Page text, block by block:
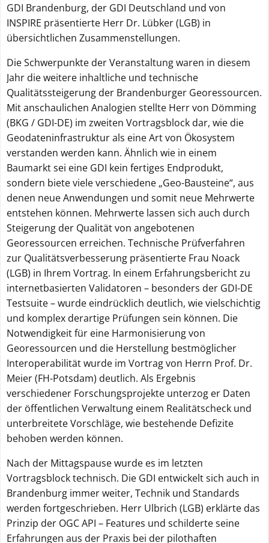
GDI Brandenburg, der GDI Deutschland und von
INSPIRE präsentierte Herr Dr. Lübker (LGB) in
übersichtlichen Zusammenstellungen.
Die Schwerpunkte der Veranstaltung waren in diesem
Jahr die weitere inhaltliche und technische
Qualitätssteigerung der Brandenburger Georessourcen.
Mit anschaulichen Analogien stellte Herr von Dömming
(BKG / GDI-DE) im zweiten Vortragsblock dar, wie die
Geodateninfrastruktur als eine Art von Ökosystem
verstanden werden kann. Ähnlich wie in einem
Baumarkt sei eine GDI kein fertiges Endprodukt,
sondern biete viele verschiedene „Geo-Bausteine“, aus
denen neue Anwendungen und somit neue Mehrwerte
entstehen können. Mehrwerte lassen sich auch durch
Steigerung der Qualität von angebotenen
Georessourcen erreichen. Technische Prüfverfahren
zur Qualitätsverbesserung präsentierte Frau Noack
(LGB) in Ihrem Vortrag. In einem Erfahrungsbericht zu
internetbasierten Validatoren – besonders der GDI-DE
Testsuite – wurde eindrücklich deutlich, wie vielschichtig
und komplex derartige Prüfungen sein können. Die
Notwendigkeit für eine Harmonisierung von
Georessourcen und die Herstellung bestmöglicher
Interoperabilität wurde im Vortrag von Herrn Prof. Dr.
Meier (FH-Potsdam) deutlich. Als Ergebnis
verschiedener Forschungsprojekte unterzog er Daten
der öffentlichen Verwaltung einem Realitätscheck und
unterbreitete Vorschläge, wie bestehende Defizite
behoben werden können.
Nach der Mittagspause wurde es im letzten
Vortragsblock technisch. Die GDI entwickelt sich auch in
Brandenburg immer weiter, Technik und Standards
werden fortgeschrieben. Herr Ulbrich (LGB) erklärte das
Prinzip der OGC API – Features und schilderte seine
Erfahrungen aus der Praxis bei der pilothaften